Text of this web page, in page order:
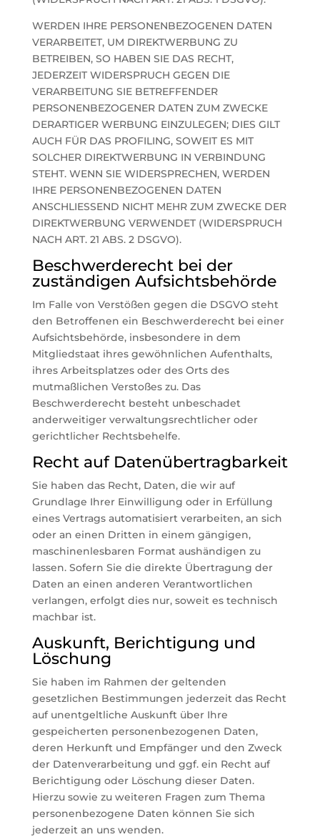
WERDEN IHRE PERSONENBEZOGENEN DATEN
VERARBEITET, UM DIREKTWERBUNG ZU
BETREIBEN, SO HABEN SIE DAS RECHT,
JEDERZEIT WIDERSPRUCH GEGEN DIE
VERARBEITUNG SIE BETREFFENDER
PERSONENBEZOGENER DATEN ZUM ZWECKE
DERARTIGER WERBUNG EINZULEGEN; DIES GILT
AUCH FÜR DAS PROFILING, SOWEIT ES MIT
SOLCHER DIREKTWERBUNG IN VERBINDUNG
STEHT. WENN SIE WIDERSPRECHEN, WERDEN
IHRE PERSONENBEZOGENEN DATEN
ANSCHLIESSEND NICHT MEHR ZUM ZWECKE DER
DIREKTWERBUNG VERWENDET (WIDERSPRUCH
NACH ART. 21 ABS. 2 DSGVO).
Beschwerde­recht bei der
zuständigen Aufsichts­behörde
Im Falle von Verstößen gegen die DSGVO steht
den Betroffenen ein Beschwerderecht bei einer
Aufsichtsbehörde, insbesondere in dem
Mitgliedstaat ihres gewöhnlichen Aufenthalts,
ihres Arbeitsplatzes oder des Orts des
mutmaßlichen Verstoßes zu. Das
Beschwerderecht besteht unbeschadet
anderweitiger verwaltungsrechtlicher oder
gerichtlicher Rechtsbehelfe.
Recht auf Daten­übertrag­barkeit
Sie haben das Recht, Daten, die wir auf
Grundlage Ihrer Einwilligung oder in Erfüllung
eines Vertrags automatisiert verarbeiten, an sich
oder an einen Dritten in einem gängigen,
maschinenlesbaren Format aushändigen zu
lassen. Sofern Sie die direkte Übertragung der
Daten an einen anderen Verantwortlichen
verlangen, erfolgt dies nur, soweit es technisch
machbar ist.
Auskunft, Berichtigung und
Löschung
Sie haben im Rahmen der geltenden
gesetzlichen Bestimmungen jederzeit das Recht
auf unentgeltliche Auskunft über Ihre
gespeicherten personenbezogenen Daten,
deren Herkunft und Empfänger und den Zweck
der Datenverarbeitung und ggf. ein Recht auf
Berichtigung oder Löschung dieser Daten.
Hierzu sowie zu weiteren Fragen zum Thema
personenbezogene Daten können Sie sich
jederzeit an uns wenden.